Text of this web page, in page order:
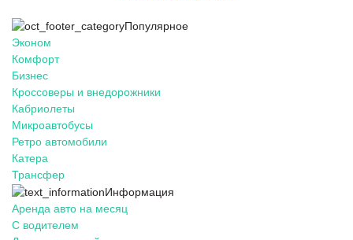
Популярное
Эконом
Комфорт
Бизнес
Кроссоверы и внедорожники
Кабриолеты
Микроавтобусы
Ретро автомобили
Катера
Трансфер
Информация
Аренда авто на месяц
С водителем